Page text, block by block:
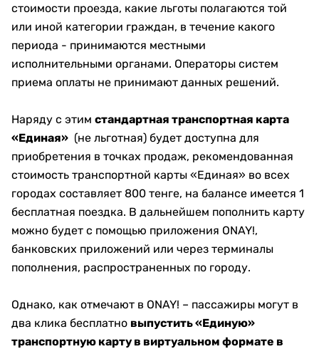
стоимости проезда, какие льготы полагаются той
или иной категории граждан, в течение какого
периода - принимаются местными
исполнительными органами. Операторы систем
приема оплаты не принимают данных решений.
Наряду с этим стандартная транспортная карта
«Единая» (не льготная) будет доступна для
приобретения в точках продаж, рекомендованная
стоимость транспортной карты «Единая» во всех
городах составляет 800 тенге, на балансе имеется 1
бесплатная поездка. В дальнейшем пополнить карту
можно будет с помощью приложения ONAY!,
банковских приложений или через терминалы
пополнения, распространенных по городу.
Однако, как отмечают в ONAY! – пассажиры могут в
два клика бесплатно выпустить «Единую»
транспортную карту в виртуальном формате в